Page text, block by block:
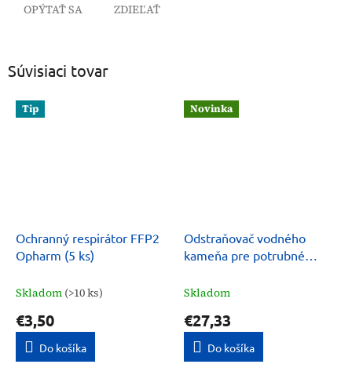
OPÝTAŤ SA ZDIEĽAŤ
Súvisiaci tovar
Tip
Ochranný respirátor FFP2
Opharm (5 ks)
Skladom (>10 ks)
€3,50
Do košíka
Novinka
Odstraňovač vodného
kameňa pre potrubné
Savagro KD 5 kg
Skladom
€27,33
Do košíka